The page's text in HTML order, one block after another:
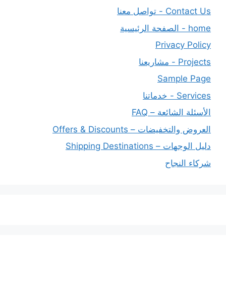
Contact Us - تواصل معنا
home - الصفحة الرئيسية
Privacy Policy
Projects - مشاريعنا
Sample Page
Services - خدماتنا
الأسئلة الشائعة – FAQ
العروض والتخفيضات – Offers & Discounts
دليل الوجهات – Shipping Destinations
شركاء النجاح